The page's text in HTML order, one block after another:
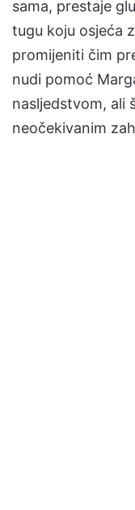
sama, prestaje
tugu koju osjeća
promijeniti čim
nudi pomoć
nasljedstvom, ali
neočekivanim